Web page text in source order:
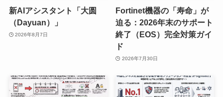
新AIアシスタント「大圆
（Dayuan）」
2026年8月7日
Fortinet機器の「寿命」が
迫る：2026年末のサポート
終了（EOS）完全対策ガイ
ド
2026年7月30日